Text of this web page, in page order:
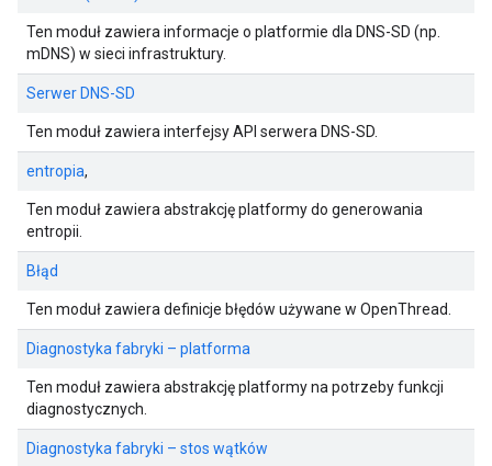
Ten moduł zawiera informacje o platformie dla DNS-SD (np.
mDNS) w sieci infrastruktury.
Serwer DNS-SD
Ten moduł zawiera interfejsy API serwera DNS-SD.
entropia,
Ten moduł zawiera abstrakcję platformy do generowania
entropii.
Błąd
Ten moduł zawiera definicje błędów używane w OpenThread.
Diagnostyka fabryki – platforma
Ten moduł zawiera abstrakcję platformy na potrzeby funkcji
diagnostycznych.
Diagnostyka fabryki – stos wątków